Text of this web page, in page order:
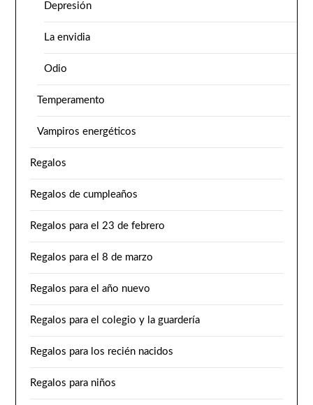
Depresión
La envidia
Odio
Temperamento
Vampiros energéticos
Regalos
Regalos de cumpleaños
Regalos para el 23 de febrero
Regalos para el 8 de marzo
Regalos para el año nuevo
Regalos para el colegio y la guardería
Regalos para los recién nacidos
Regalos para niños